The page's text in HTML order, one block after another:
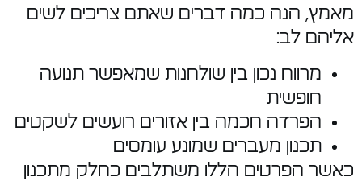
מאמץ, הנה כמה דברים שאתם צריכים לשים
אליהם לב:
מרווח נכון בין שולחנות שמאפשר תנועה
חופשית
הפרדה חכמה בין אזורים רועשים לשקטים
תכנון מעברים שמונע עומסים
כאשר הפרטים הללו משתלבים כחלק מתכנון